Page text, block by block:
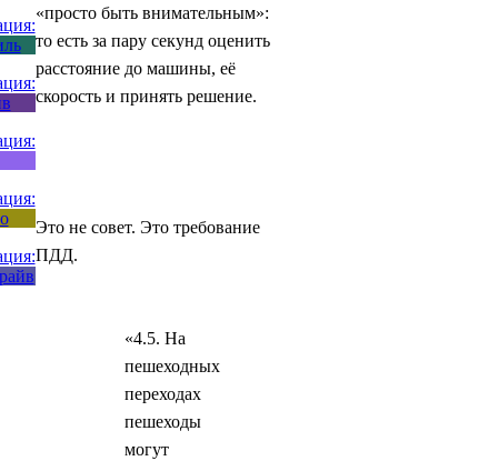
«просто быть внимательным»:
то есть за пару секунд оценить
расстояние до машины, её
скорость и принять решение.
Это не совет. Это требование
ПДД.
«4.5. На
пешеходных
переходах
пешеходы
могут